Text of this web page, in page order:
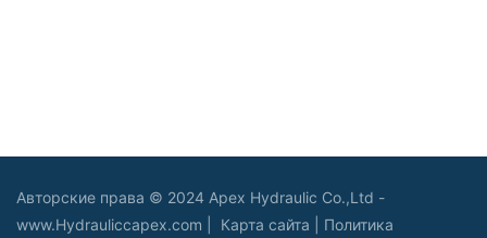
Авторские права © 2024 Apex Hydraulic Co.,Ltd -
www.Hydrauliccapex.com | Карта сайта Политика